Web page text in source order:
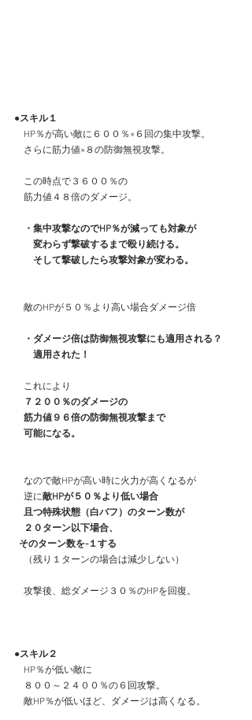
●スキル１
HP％が高い敵に６００％×６回の集中攻撃。
さらに筋力値×８の防御無視攻撃。
この時点で３６００％の
筋力値４８倍のダメージ。
・集中攻撃なのでHP％が減っても対象が
変わらず撃破するまで殴り続ける。
そして撃破したら攻撃対象が変わる。
敵のHPが５０％より高い場合ダメージ倍
・ダメージ倍は防御無視攻撃にも適用される？
適用された！
これにより
７２００％のダメージの
筋力値９６倍の防御無視攻撃まで
可能になる。
なので敵HPが高い時に火力が高くなるが
逆に敵HPが５０％より低い場合
且つ特殊状態（白バフ）のターン数が
２０ターン以下場合、
  そのターン数を-１する
（残り１ターンの場合は減少しない）
攻撃後、総ダメージ３０％のHPを回復。
●スキル２
HP％が低い敵に
８００～２４００％の６回攻撃。
敵HP％が低いほど、ダメージは高くなる。